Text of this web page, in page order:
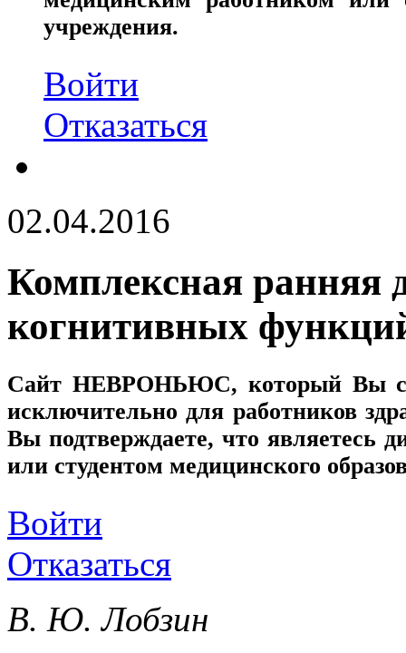
учреждения.
Войти
Отказаться
02.04.2016
Комплексная ранняя
когнитивных
Сайт НЕВРОНЬЮС, который Вы
исключительно для работников
Вы подтверждаете, что являетесь
или студентом медицинского
Войти
Отказаться
В. Ю. Лобзин